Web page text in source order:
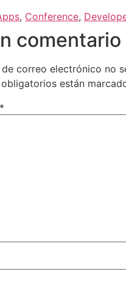
, Conference,
comentario
correo electrónico no
están
*